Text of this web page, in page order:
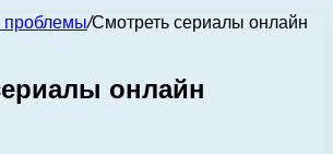
/Смотреть сериалы онлайн
онлайн